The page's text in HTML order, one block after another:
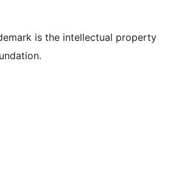
is the intellectual property